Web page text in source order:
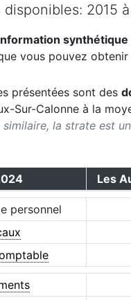
disponibles: 2015 à
synthétique
vous pouvez obtenir
présentées sont des
Sur-Calonne à la
la strate est
Les
personnel